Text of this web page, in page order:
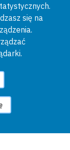
się na